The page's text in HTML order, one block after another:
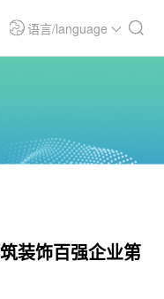
语言/language
装饰百强企业第